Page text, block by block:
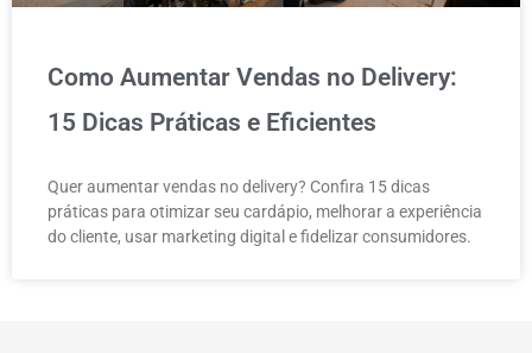
Como Aumentar Vendas no Delivery:
15 Dicas Práticas e Eficientes
Quer aumentar vendas no delivery? Confira 15 dicas
práticas para otimizar seu cardápio, melhorar a experiência
do cliente, usar marketing digital e fidelizar consumidores.